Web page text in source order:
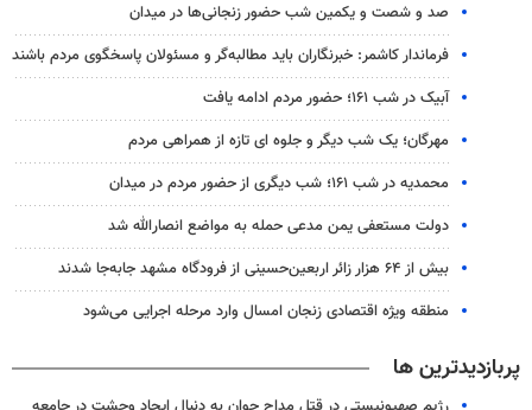
صد و شصت و یکمین شب حضور زنجانی‌ها در میدان
فرماندار کاشمر: خبرنگاران باید مطالبه‌گر و مسئولان پاسخگوی مردم باشند
آبیک در شب ۱۶۱؛ حضور مردم ادامه یافت
مهرگان؛ یک شب دیگر و جلوه ای تازه از همراهی مردم
محمدیه در شب ۱۶۱؛ شب دیگری از حضور مردم در میدان
دولت مستعفی یمن مدعی حمله به مواضع انصارالله شد
بیش از ۶۴ هزار زائر اربعین‌حسینی از فرودگاه مشهد جابه‌جا شدند
منطقه ویژه اقتصادی زنجان امسال وارد مرحله اجرایی می‌شود
پربازدیدترین ها